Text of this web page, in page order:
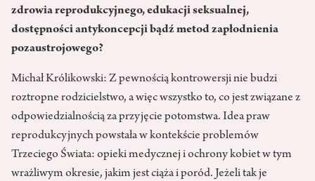
zdrowia reprodukcyjnego, edukacji seksualnej,
dostępności antykon­cepcji bądź metod zapłodnienia
pozaustrojowego?
Michał Królikowski: Z pewnością kontrowersji nie budzi
roztropne rodzicielstwo, a więc wszystko to, co jest zwią­zane z
odpowiedzialnością za przyjęcie potomstwa. Idea praw
reprodukcyjnych powstała w kon­tekście problemów
Trzeciego Świata: opieki medycznej i ochrony kobiet w tym
wrażliwym okresie, jakim jest ciąża i poród. Jeżeli tak je